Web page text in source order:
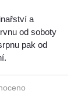
a
od soboty
pak od